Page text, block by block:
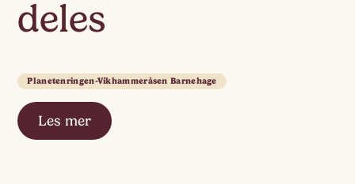
deles
Planetenringen-Vikhammeråsen Barnehage
Les mer